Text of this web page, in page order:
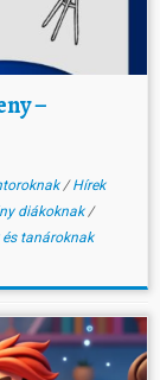
–
/Hírek
diákoknak/
és tanároknak